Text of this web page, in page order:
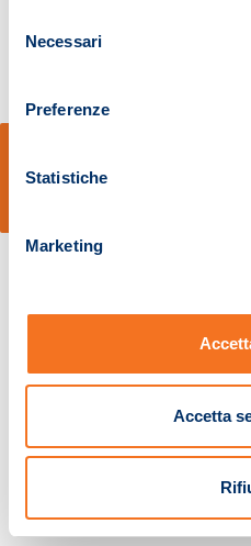
delNecessari
Preferenze
Statistiche
Marketing
Accetta
Pistoia 01680210505 – R.E.A.
Società adotta il Codice Etico D.lgs.